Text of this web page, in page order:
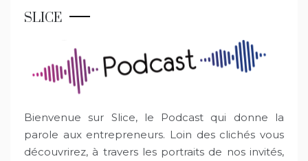
SLICE
Bienvenue sur Slice, le Podcast qui donne la
parole aux entrepreneurs. Loin des clichés vous
découvrirez, à travers les portraits de nos invités,